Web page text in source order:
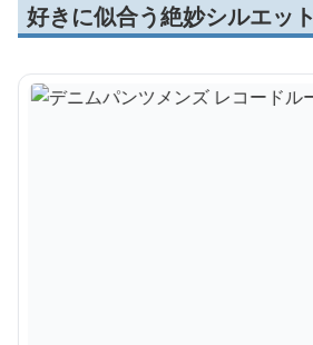
好きに似合う絶妙シルエット